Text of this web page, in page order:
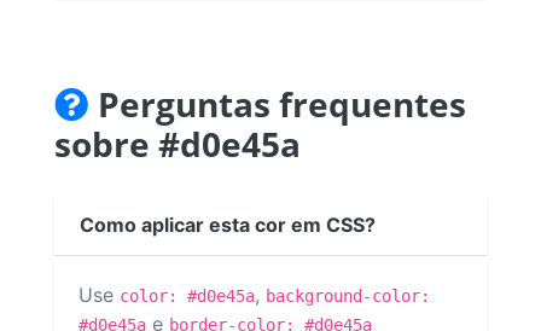
Perguntas frequentes
sobre #d0e45a
Como aplicar esta cor em CSS?
Use color: #d0e45a, background-color:
#d0e45a e border-color: #d0e45a